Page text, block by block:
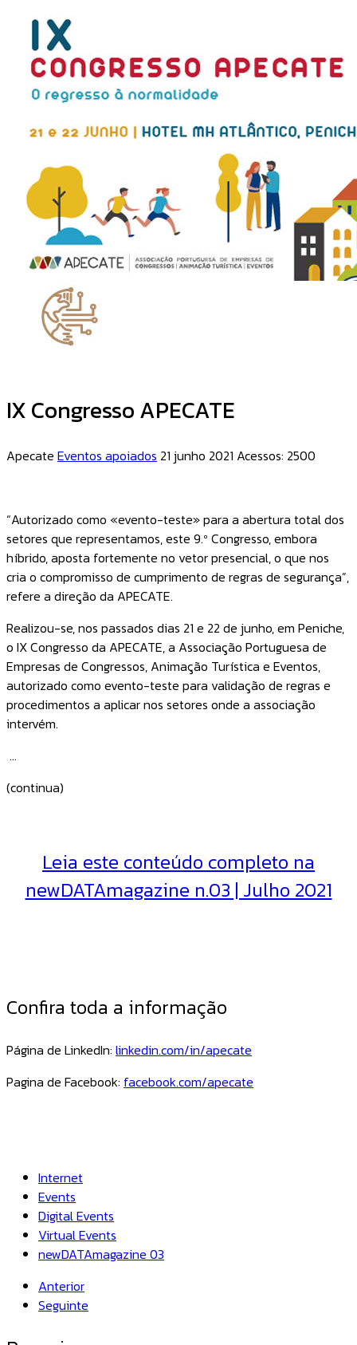
IX Congresso APECATE
Apecate Eventos apoiados 21 junho 2021 Acessos: 2500
“Autorizado como «evento-teste» para a abertura total dos
setores que representamos, este 9.º Congresso, embora
híbrido, aposta fortemente no vetor presencial, o que nos
cria o compromisso de cumprimento de regras de segurança”,
refere a direção da APECATE.
Realizou-se, nos passados dias 21 e 22 de junho, em Peniche,
o IX Congresso da APECATE, a Associação Portuguesa de
Empresas de Congressos, Animação Turística e Eventos,
autorizado como evento-teste para validação de regras e
procedimentos a aplicar nos setores onde a associação
intervém.
...
(continua)
Leia este conteúdo completo na
newDATAmagazine n.03 | Julho 2021
Confira toda a informação
Página de LinkedIn: linkedin.com/in/apecate
Pagina de Facebook: facebook.com/apecate
Internet
Events
Digital Events
Virtual Events
newDATAmagazine 03
Anterior
Seguinte